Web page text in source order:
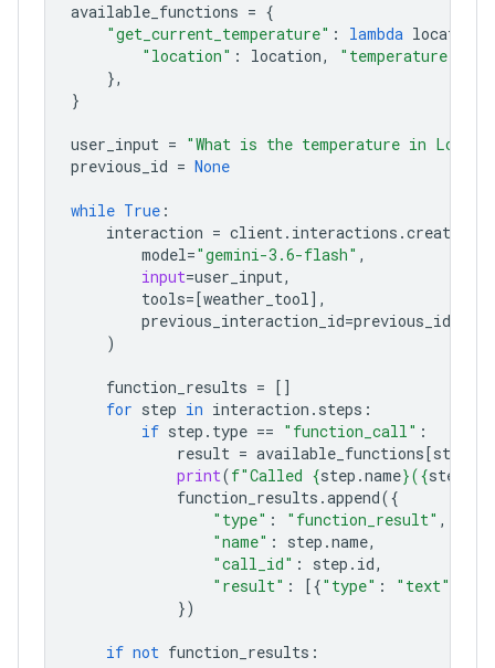
available_functions = {
"get_current_temperature" : lambda location
"location" : location, "temperature"
},
}
user_input = "What is the temperature in
previous_id = None
while True :
interaction = client. interactions .create
model="gemini-3.6-flash" ,
input=user_input,
tools=[weather_tool],
previous_interaction_id=previous_id
)
function_results = []
for step in interaction . steps :
if step . type == "function_call" :
result = available_functions[step
print(f"Called {step .name}({step
function_results .append({
"type" : "function_result" ,
"name" : step .name,
"call_id" : step . id,
"result" : [{"type" : "text"
})
if not function_results :